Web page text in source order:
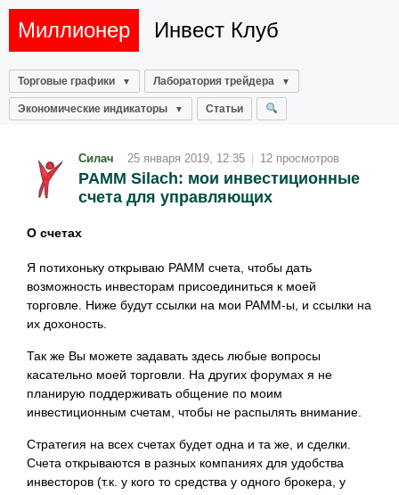
Миллионер Инвест Клуб
Торговые графики Лаборатория трейдера
Экономические индикаторы Статьи
Силач 25 января 2019, 12:35 12 просмотров
PAMM Silach: мои инвестиционные
счета для управляющих
О счетах
Я потихоньку открываю РАММ счета, чтобы дать
возможность инвесторам присоединиться к моей
торговле. Ниже будут ссылки на мои РАММ-ы, и ссылки на
их дохоность.
Так же Вы можете задавать здесь любые вопросы
касательно моей торговли. На других форумах я не
планирую поддерживать общение по моим
инвестиционным счетам, чтобы не распылять внимание.
Стратегия на всех счетах будет одна и та же, и сделки.
Счета открываются в разных компаниях для удобства
инвесторов (т.к. у кого то средства у одного брокера, у